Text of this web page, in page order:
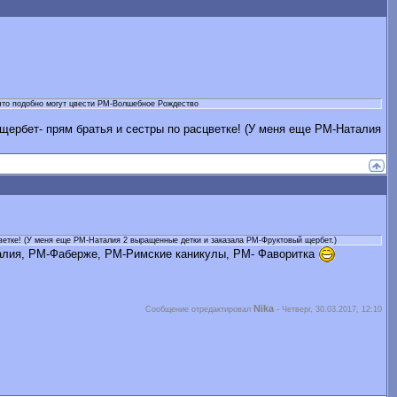
подобно могут цвести РМ-Волшебное Рождество
прям братья и сестры по расцветке! (У меня еще РМ-Наталия
(У меня еще РМ-Наталия 2 выращенные детки и заказала РМ-Фруктовый щербет.)
РМ-Фаберже, РМ-Римские каникулы, РМ- Фаворитка
Сообщение отредактировал Nika - Четверг, 30.03.2017, 12:10